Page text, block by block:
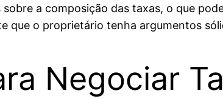
a composição das taxas, o que
que o proprietário tenha argumentos
Negociar